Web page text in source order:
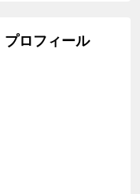
プロフィール